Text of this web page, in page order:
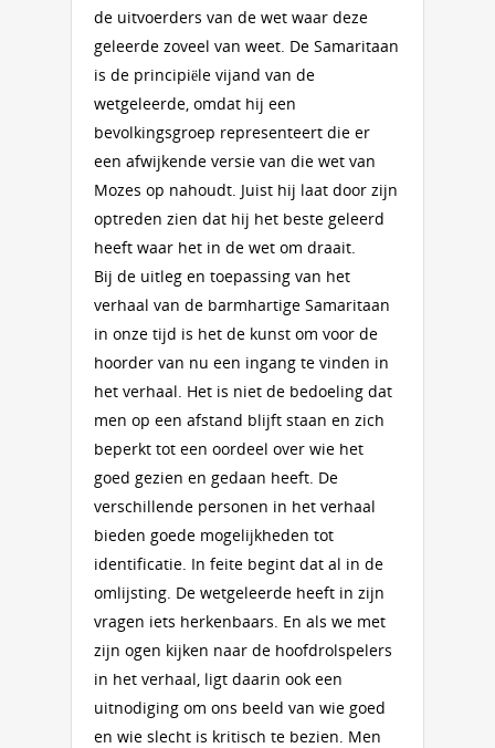
de uitvoerders van de wet waar deze
geleerde zoveel van weet. De Samaritaan
is de principiële vijand van de
wetgeleerde, omdat hij een
bevolkingsgroep representeert die er
een afwijkende versie van die wet van
Mozes op nahoudt. Juist hij laat door zijn
optreden zien dat hij het beste geleerd
heeft waar het in de wet om draait.
Bij de uitleg en toepassing van het
verhaal van de barmhartige Samaritaan
in onze tijd is het de kunst om voor de
hoorder van nu een ingang te vinden in
het verhaal. Het is niet de bedoeling dat
men op een afstand blijft staan en zich
beperkt tot een oordeel over wie het
goed gezien en gedaan heeft. De
verschillende personen in het verhaal
bieden goede mogelijkheden tot
identificatie. In feite begint dat al in de
omlijsting. De wetgeleerde heeft in zijn
vragen iets herkenbaars. En als we met
zijn ogen kijken naar de hoofdrolspelers
in het verhaal, ligt daarin ook een
uitnodiging om ons beeld van wie goed
en wie slecht is kritisch te bezien. Men